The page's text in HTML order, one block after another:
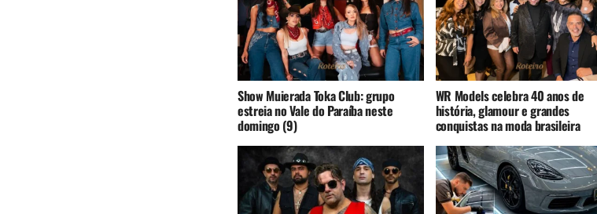
Show Muierada Toka Club: grupo
estreia no Vale do Paraíba neste
domingo (9)
WR Models celebra 40 anos de
história, glamour e grandes
conquistas na moda brasileira